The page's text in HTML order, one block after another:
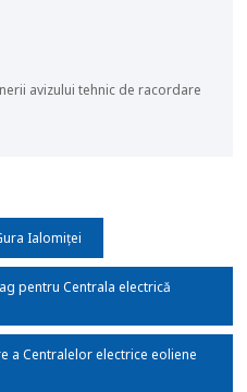
avizului tehnic de racordare
Ialomiței
pentru Centrala electrică
a Centralelor electrice eoliene